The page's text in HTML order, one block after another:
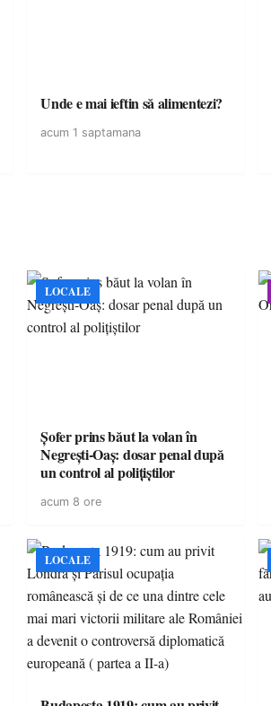
Unde e mai ieftin să alimentezi?
acum 1 saptamana
LOCALE
Șofer prins băut la volan în
Negrești-Oaș: dosar penal după
un control al polițiștilor
acum 8 ore
LOCALE